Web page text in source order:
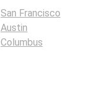
San Francisco
Austin
Columbus